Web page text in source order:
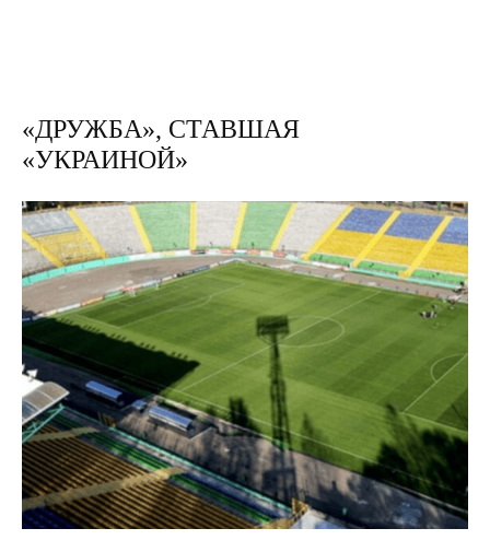
«ДРУЖБА», СТАВШАЯ
«УКРАИНОЙ»